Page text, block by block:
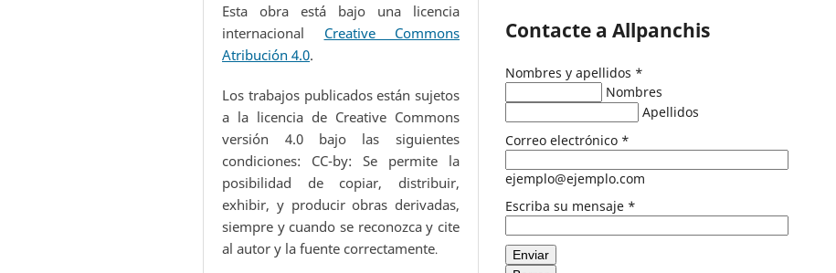
Esta obra está bajo una licencia
internacional Creative Commons
Atribución 4.0.
Los trabajos publicados están sujetos
a la licencia de Creative Commons
versión 4.0 bajo las siguientes
condiciones: CC-by: Se permite la
posibilidad de copiar, distribuir,
exhibir, y producir obras derivadas,
siempre y cuando se reconozca y cite
al autor y la fuente correctamente.
Contacte a Allpanchis
Nombres y apellidos *
Nombres
Apellidos
Correo electrónico *
ejemplo@ejemplo.com
Escriba su mensaje *
Enviar